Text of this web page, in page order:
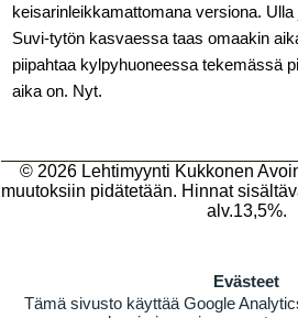
keisarinleikkamattomana versiona.
Suvi-tytön kasvaessa taas omaakin
piipahtaa kylpyhuoneessa tekemässä
aika on. Nyt.
© 2026 Lehtimyynti Kukkonen
muutoksiin pidätetään. Hinnat
alv.13,5%.
Evästeet
Tämä sivusto käyttää Google